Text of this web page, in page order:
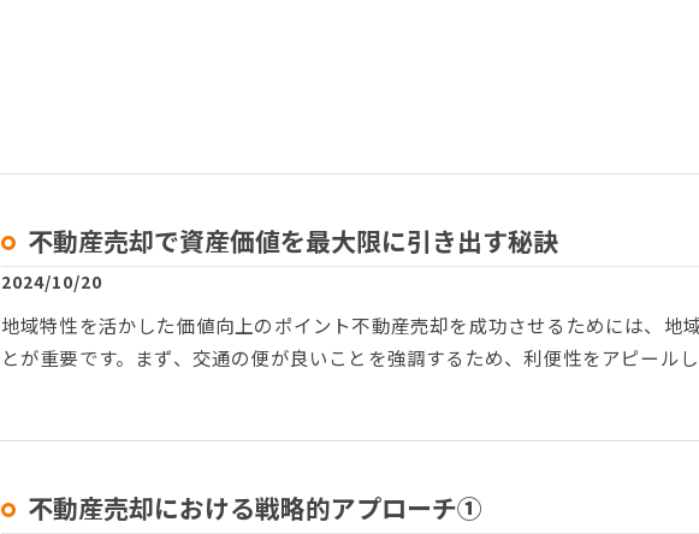
不動産売却で資産価値を最大限に引き出す秘訣
2024/10/20
地域特性を活かした価値向上のポイント不動産売却を成功させるためには、地
とが重要です。まず、交通の便が良いことを強調するため、利便性をアピール
不動産売却における戦略的アプローチ①